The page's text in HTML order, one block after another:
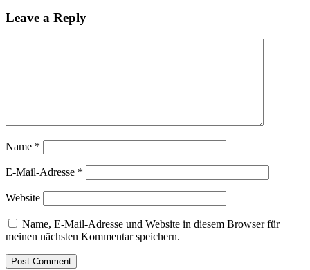
Leave a Reply
Name *
E-Mail-Adresse *
Website
Name, E-Mail-Adresse und Website in diesem Browser für
meinen nächsten Kommentar speichern.